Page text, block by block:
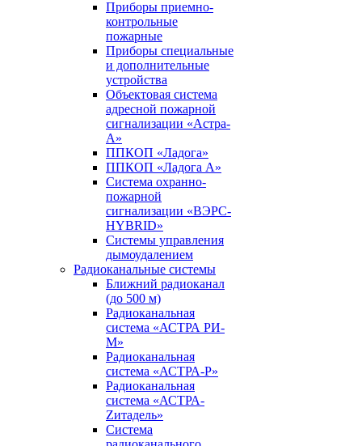
Приборы приемно-
контрольные
пожарные
Приборы специальные
и дополнительные
устройства
Объектовая система
адресной пожарной
сигнализации «Астра-
А»
ППКОП «Ладога»
ППКОП «Ладога А»
Система охранно-
пожарной
сигнализации «ВЭРС-
HYBRID»
Системы управления
дымоудалением
Радиоканальные системы
Ближний радиоканал
(до 500 м)
Радиоканальная
система «АСТРА РИ-
М»
Радиоканальная
система «АСТРА-Р»
Радиоканальная
система «АСТРА-
Zитадель»
Система